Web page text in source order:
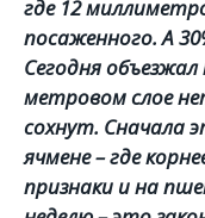
где 12
посаженного. А
Сегодня
метровом слое
сохнут. Сначала
ячмене – где
признаки и на